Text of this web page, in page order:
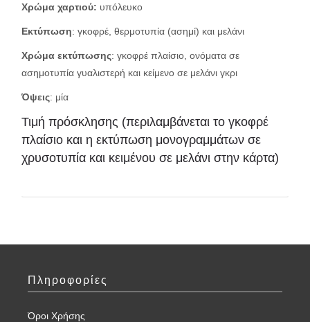
Χρώμα χαρτιού: υπόλευκο
Εκτύπωση: γκοφρέ, θερμοτυπία (ασημί) και μελάνι
Χρώμα εκτύπωσης: γκοφρέ πλαίσιο, ονόματα σε
ασημοτυπία γυαλιστερή και κείμενο σε μελάνι γκρι
Όψεις: μία
Τιμή πρόσκλησης (περιλαμβάνεται το γκοφρέ
πλαίσιο και η εκτύπωση μονογραμμάτων σε
χρυσοτυπία και κειμένου σε μελάνι στην κάρτα)
Πληροφορίες
Όροι Χρήσης